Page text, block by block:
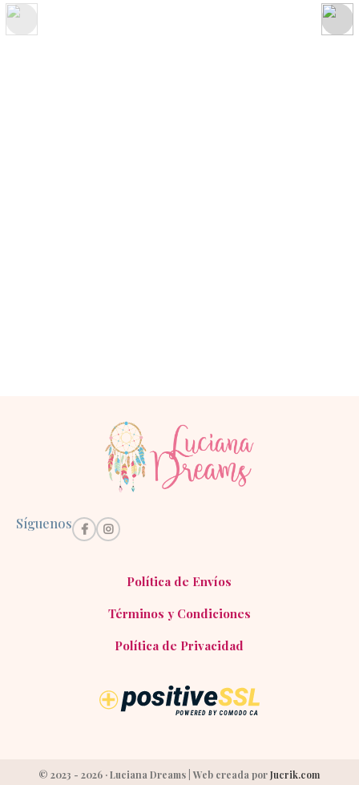
Síguenos
Política de Envíos
Términos y Condiciones
Política de Privacidad
© 2023 - 2026 · Luciana Dreams | Web creada porJucrik.com